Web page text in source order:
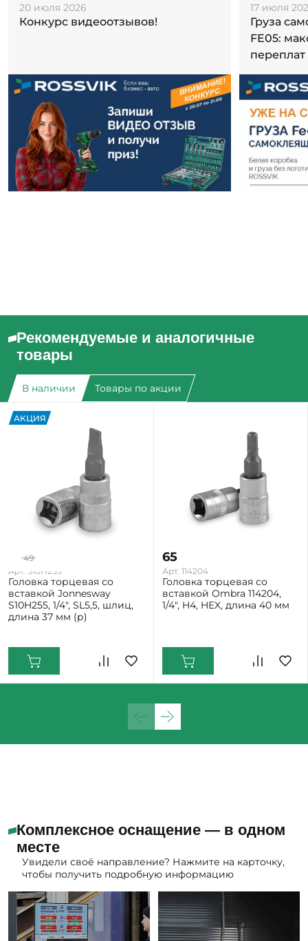
20 июля 2026
Конкурс видеоотзывов!
17 июля
Груза
FE05:
переплат
Рекомендуемые и аналогичные
товары
В наличии Товары по акции
АКЦИЯ
3949-20%
Арт. S10H255
Головка торцевая со
вставкой Jonnesway
S10H255, 1/4", SL5,5, шлиц,
длина 37 мм (р)
65
Арт. 114204
Головка торцевая со
вставкой Ombra 114204,
1/4", H4, HEX, длина 40 мм
Комплексное оснащение — в одном
месте
Увидели своё направление? Нажмите на карточку,
чтобы получить подробную информацию